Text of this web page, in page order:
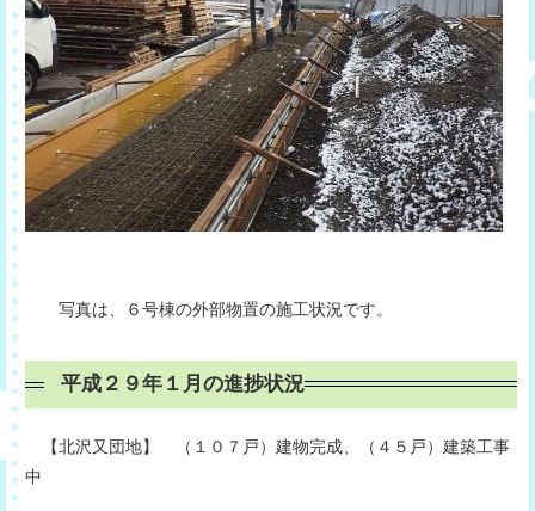
写真は、６号棟の外部物置の施工状況です。
平成２９年１月の進捗状況
【北沢又団地】 （１０７戸）建物完成、（４５戸）建築工事
中